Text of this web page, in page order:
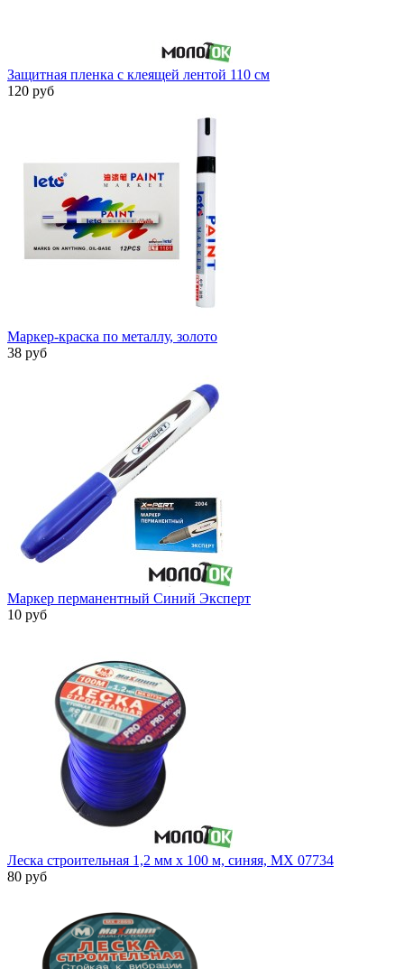
Защитная пленка с клеящей лентой 110 см
120 руб
Маркер-краска по металлу, золото
38 руб
Маркер перманентный Синий Эксперт
10 руб
Леска строительная 1,2 мм x 100 м, синяя, MX 07734
80 руб